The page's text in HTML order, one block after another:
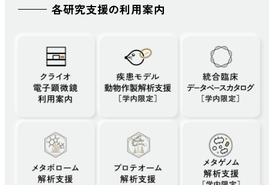
各研究支援の利用案内